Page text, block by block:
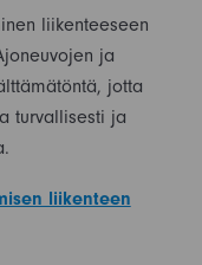
liikenteeseen
ja
jotta
turvallisesti ja
liikenteen